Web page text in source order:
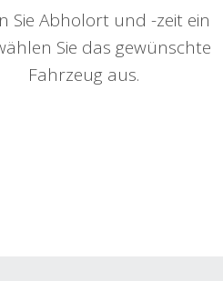
Sie Abholort und -zeit ein
Sie das gewünschte
Fahrzeug aus.